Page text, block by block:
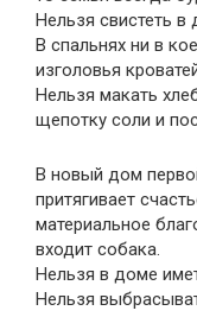
Нельзя свистеть в
В спальнях ни в
изголовья
Нельзя макать
щепотку соли и
В новый дом
притягивает
материальное
входит собака.
Нельзя в доме
Нельзя